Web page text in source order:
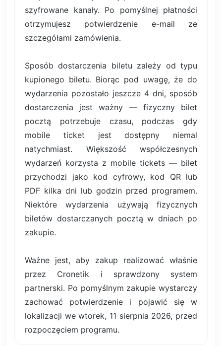
szyfrowane kanały. Po pomyślnej płatności
otrzymujesz potwierdzenie e-mail ze
szczegółami zamówienia.
Sposób dostarczenia biletu zależy od typu
kupionego biletu. Biorąc pod uwagę, że do
wydarzenia pozostało jeszcze 4 dni, sposób
dostarczenia jest ważny — fizyczny bilet
pocztą potrzebuje czasu, podczas gdy
mobile ticket jest dostępny niemal
natychmiast. Większość współczesnych
wydarzeń korzysta z mobile tickets — bilet
przychodzi jako kod cyfrowy, kod QR lub
PDF kilka dni lub godzin przed programem.
Niektóre wydarzenia używają fizycznych
biletów dostarczanych pocztą w dniach po
zakupie.
Ważne jest, aby zakup realizować właśnie
przez Cronetik i sprawdzony system
partnerski. Po pomyślnym zakupie wystarczy
zachować potwierdzenie i pojawić się w
lokalizacji we wtorek, 11 sierpnia 2026, przed
rozpoczęciem programu.